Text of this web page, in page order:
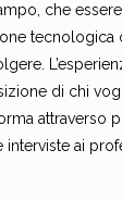
che
di chi
attraverso
ai